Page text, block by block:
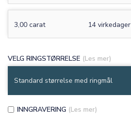
3,00 carat 14 virkedager
VELG RINGSTØRRELSE (Les mer)
INNGRAVERING (Les mer)